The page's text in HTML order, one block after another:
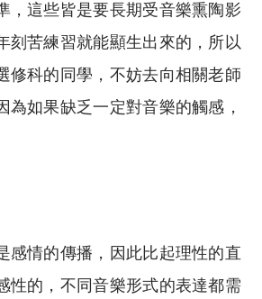
，這些皆是要長期受音樂熏陶影
刻苦練習就能顯生出來的，所以
修科的同學，不妨去向相關老師
為如果缺乏一定對音樂的觸感，
感情的傳播，因此比起理性的直
性的，不同音樂形式的表達都需